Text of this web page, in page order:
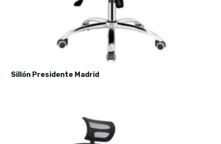
Sillón Presidente Madrid